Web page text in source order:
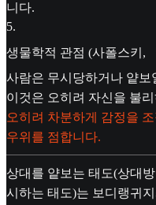
니다.
5.
생물학적 관점 (사폴스키,
사람은 무시당하거나 얕보
이것은 오히려 자신을 불
오히려 차분하게 감정을
우위를 점합니다.
상대를 얕보는 태도(상대
시하는 태도)는 보디랭귀